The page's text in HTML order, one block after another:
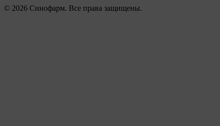
© 2026 Синофарм. Все права защищены.